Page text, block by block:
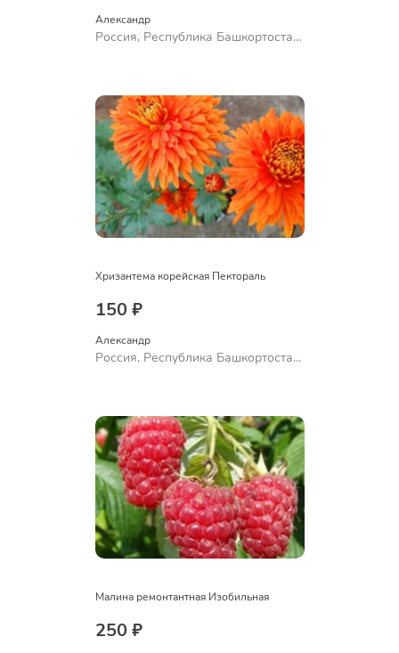
Александр
Россия, Республика Башкортостан,
Хризантема корейская Пектораль
150 ₽
Александр
Россия, Республика Башкортостан,
Малина ремонтантная Изобильная
250 ₽